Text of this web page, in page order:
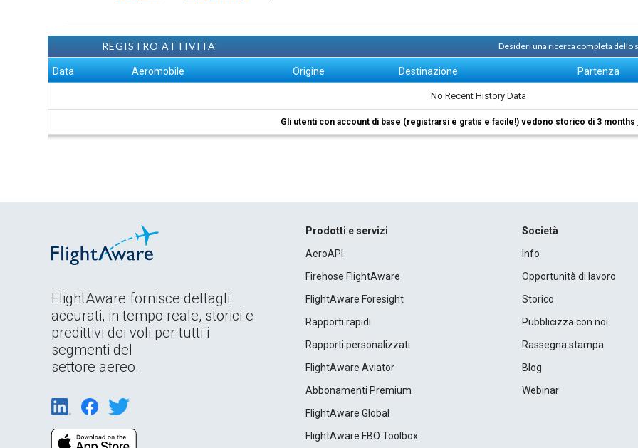
REGISTRO ATTIVITA' Desideri una ricerca completa dello
Data Aeromobile Origine Destinazione Partenza
No Recent History Data
Gli utenti con account di base (registrarsi è gratis e facile!) vedono storico di 3 months
FlightAware fornisce dettagli
accurati, in tempo reale, storici e
predittivi dei voli per tutti i
segmenti del
settore aereo.
Prodotti e servizi
AeroAPI
Firehose FlightAware
FlightAware Foresight
Rapporti rapidi
Rapporti personalizzati
FlightAware Aviator
Abbonamenti Premium
FlightAware Global
FlightAware FBO Toolbox
Società
Info
Opportunità di lavoro
Storico
Pubblicizza con noi
Rassegna stampa
Blog
Webinar